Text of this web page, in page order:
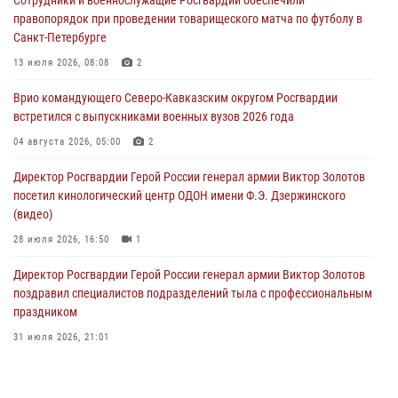
В регионах Урала бойцам Росгвардии в зону СВО передали свежие
тиражи газет
09 августа 2026, 05:00
Росгвардейцы провели занятие по стрелковой подготовке для
воспитанников Центра детского, юношеского туризма и
краеведения Луганской Народной Республики
правопорядок при проведении товарищеского матча по футболу в
Санкт-Петербурге
13 июля 2026, 08:08 2
Врио командующего Северо-Кавказским округом Росгвардии
встретился с выпускниками военных вузов 2026 года
04 августа 2026, 05:00 2
Директор Росгвардии Герой России генерал армии Виктор Золотов
посетил кинологический центр ОДОН имени Ф.Э. Дзержинского
(видео)
28 июля 2026, 16:50 1
Директор Росгвардии Герой России генерал армии Виктор Золотов
поздравил специалистов подразделений тыла с профессиональным
праздником
31 июля 2026, 21:01